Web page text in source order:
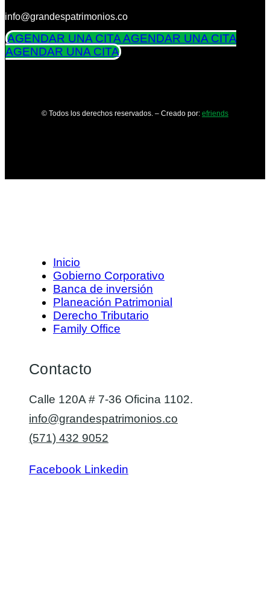
info@grandespatrimonios.co
AGENDAR UNA CITAAGENDAR UNA CITA
AGENDAR UNA CITA
© Todos los derechos reservados. – Creado por: efriends
Inicio
Gobierno Corporativo
Banca de inversión
Planeación Patrimonial
Derecho Tributario
Family Office
Contacto
Calle 120A # 7-36 Oficina 1102.
info@grandespatrimonios.co
(571) 432 9052
Facebook Linkedin